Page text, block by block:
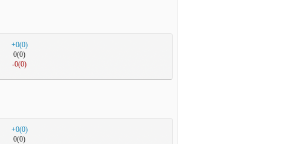
+0(0)
0(0)
-0(0)
+0(0)
0(0)